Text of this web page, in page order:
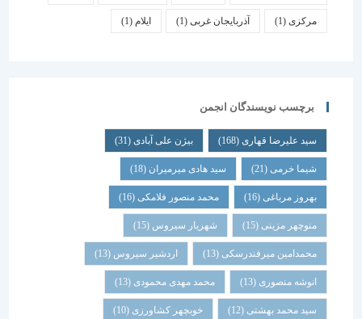
(1) آذربایجان غربی(1) ایلام
برچسب نویسندگان انجمن
سید علیرضا قهاری(168) بیژن علی آبادی(31)
شیما خرمی(21) سید هادی میرمیران(18)
بهروز مرباغی (16) محمد منصور فلامکی (16)
منوچهر مزینی(15) شهریار سیروس(15)
محمدامین میرفندرسکی(13) اردشیر سیروس(13)
انوشه منصوری(13) محمد مهدی محمودی(13)
سید محمد بهشتی(12) خوبچهر کشاورزی(10)